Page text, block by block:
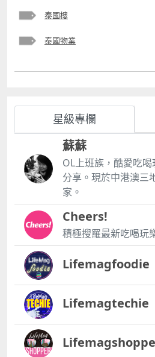
Bangna、Bearing站這些地點，
很多的平價盤，50萬至60萬港元
你也覺得沒有所謂，閒來自己自
失敗的投資者就是那一種連自己
楚的人，你若買入單位後放租，
到你想自住時便趕走租客 其實買
當然是賺價、賺租又賺匯。 賺
力很高，相信在泰國4.0下，賺
租 樓盤一定要容易租得出的，
單位放租兩年也租不出，這便浪
的價錢，也要買容易租出的樓盤
區、日本人區都是升值潛力較高
他選，若在旅遊區，以目前的經
是可以達到的。而偏遠地區雖然
把單位空置，然後等五至十年讓
以的 簡單來說，地點才是買泰國
點，旅遊區及日本人區，根本沒
的泰國樓，即使有，質素也不會
140萬至160萬港元，而商業區的
至80萬港元，只有偏遠的地點才
入場的單位，要想好自己可投入
車 2 智能電子 3 高端旅遊 4 醫療
醫療與保健。 此外，泰國政府承
公路等。 或許你會擔心泰國會
段，到了4.0，那又怕什麼 若然
心更多，比如連坐飛機也擔心會
等等.... 1 政治動亂 2006年、
相繼出現大規模反政府示威，
政局不穩，導致當年的GDP增長
麼大的事件發生，經濟仍然是有
谷爆發史上最大洪水，重創製造
零組件工廠被迫停工，但當年經
增長0.84%。 經濟大規模改革
計不到未來泰國經濟將會發展到
展成熟，樓價越升越瘋狂，這些
才在高位追入。我們已看到過去
麼，大大小小的事件影響著泰國
一樣，但泰國的經濟仍然是不斷
持續 相信任何政黨上台都會持
越窮，那未來五至十年，泰國樓
不是可以用現水平的經濟及過去
正如十年前你會預計得到騰訊
嗎 十年內不少人總是在說，100
200元是重大阻力了，然後再有
泰國樓
泰國物業
星級專欄
蘇蘇
OL上班族，酷愛吃
分享。現於中港澳三
家。
Cheers!
積極搜羅最新吃喝玩
Lifemagfoodie
Lifemagtechie